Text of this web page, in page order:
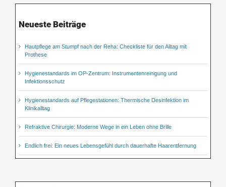
Neueste Beiträge
Hautpflege am Stumpf nach der Reha: Checkliste für den Alltag mit
Prothese
Hygienestandards im OP-Zentrum: Instrumentenreinigung und
Infektionsschutz
Hygienestandards auf Pflegestationen: Thermische Desinfektion im
Klinikalltag
Refraktive Chirurgie: Moderne Wege in ein Leben ohne Brille
Endlich frei: Ein neues Lebensgefühl durch dauerhafte Haarentfernung